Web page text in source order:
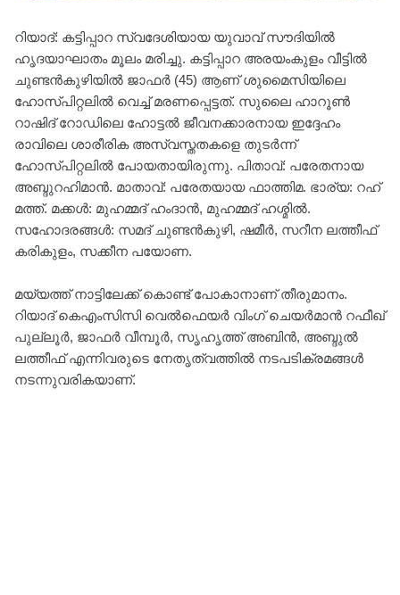
റിയാദ്: കട്ടിപ്പാറ സ്വദേശിയായ യുവാവ് സൗദിയിൽ
ഹൃദയാഘാതം മൂലം മരിച്ചു. കട്ടിപ്പാറ അരയംകുളം വീട്ടിൽ
ചുണ്ടൻകുഴിയിൽ ജാഫർ (45) ആണ് ശുമൈസിയിലെ
ഹോസ്പിറ്റലിൽ വെച്ച് മരണപ്പെട്ടത്. സുലൈ ഹാറൂൺ
റാഷിദ്‌ റോഡിലെ ഹോട്ടൽ ജീവനക്കാരനായ ഇദ്ദേഹം
രാവിലെ ശാരീരിക അസ്വസ്തതകളെ തുടർന്ന്
ഹോസ്പിറ്റലിൽ പോയതായിരുന്നു. പിതാവ്: പരേതനായ
അബ്ദുറഹിമാൻ. മാതാവ്: പരേതയായ ഫാത്തിമ. ഭാര്യ: റഹ്
മത്ത്. മക്കൾ: മുഹമ്മദ്‌ ഹംദാൻ, മുഹമ്മദ്‌ ഹശ്മിൽ.
സഹോദരങ്ങൾ: സമദ് ചുണ്ടൻകുഴി, ഷമീർ, സറീന ലത്തീഫ്
കരികുളം, സക്കീന പയോണ.
മയ്യത്ത് നാട്ടിലേക്ക് കൊണ്ട് പോകാനാണ് തീരുമാനം.
റിയാദ് കെഎംസിസി വെൽഫെയർ വിംഗ് ചെയർമാൻ റഫീഖ്
പുല്ലൂർ, ജാഫർ വീമ്പൂർ, സൃഹൃത്ത് അബിൻ, അബ്ദുൽ
ലത്തീഫ് എന്നിവരുടെ നേതൃത്വത്തിൽ നടപടിക്രമങ്ങൾ
നടന്നുവരികയാണ്.